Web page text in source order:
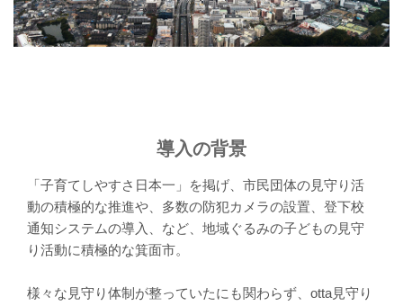
導入の背景
「子育てしやすさ日本一」を掲げ、市民団体の見守り活
動の積極的な推進や、多数の防犯カメラの設置、登下校
通知システムの導入、など、地域ぐるみの子どもの見守
り活動に積極的な箕面市。
様々な見守り体制が整っていたにも関わらず、otta見守り